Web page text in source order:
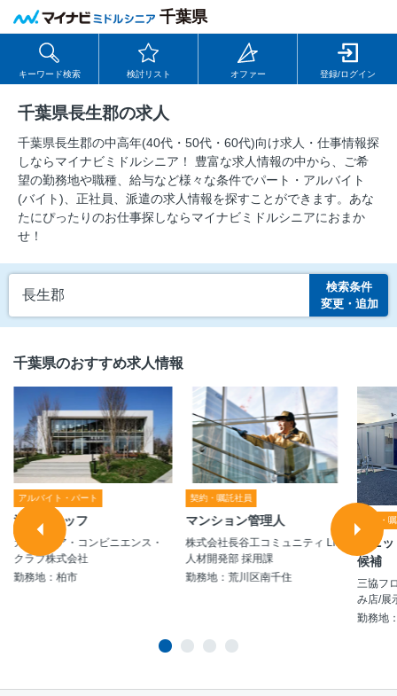
千葉県
キーワード検索 検討リスト オファー 登録/ログイン
千葉県長生郡の求人
千葉県長生郡の中⾼年(40代・50代・60代)向け求⼈・仕事情報探
しならマイナビミドルシニア！ 豊富な求人情報の中から、ご希
望の勤務地や職種、給与など様々な条件でパート・アルバイト
(バイト)、正社員、派遣の求人情報を探すことができます。あな
たにぴったりのお仕事探しならマイナビミドルシニアにおまか
せ！
長生郡
検索条件
変更・追加
千葉県のおすすめ求人情報
アルバイト・パート
清掃スタッフ
カルチュア・コンビニエンス・
クラブ株式会社
勤務地：柏市
契約・嘱託社員
マンション管理人
株式会社長谷工コミュニティ LM
人材開発部 採用課
勤務地：荒川区南千住
契約・
ユニ
候補
三協フ
み店/展
勤務地